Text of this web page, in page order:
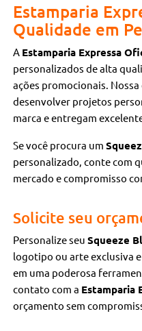
Estamparia
Qualidade em
A Estamparia Expressa
personalizados de alta
ações promocionais.
desenvolver projetos
marca e entregam
Se você procura um
personalizado, conte com
mercado e compromisso
Solicite seu
Personalize seuSqueeze
logotipo ou arte exclusiva
em uma poderosa
contato com a Estamparia
orçamento sem